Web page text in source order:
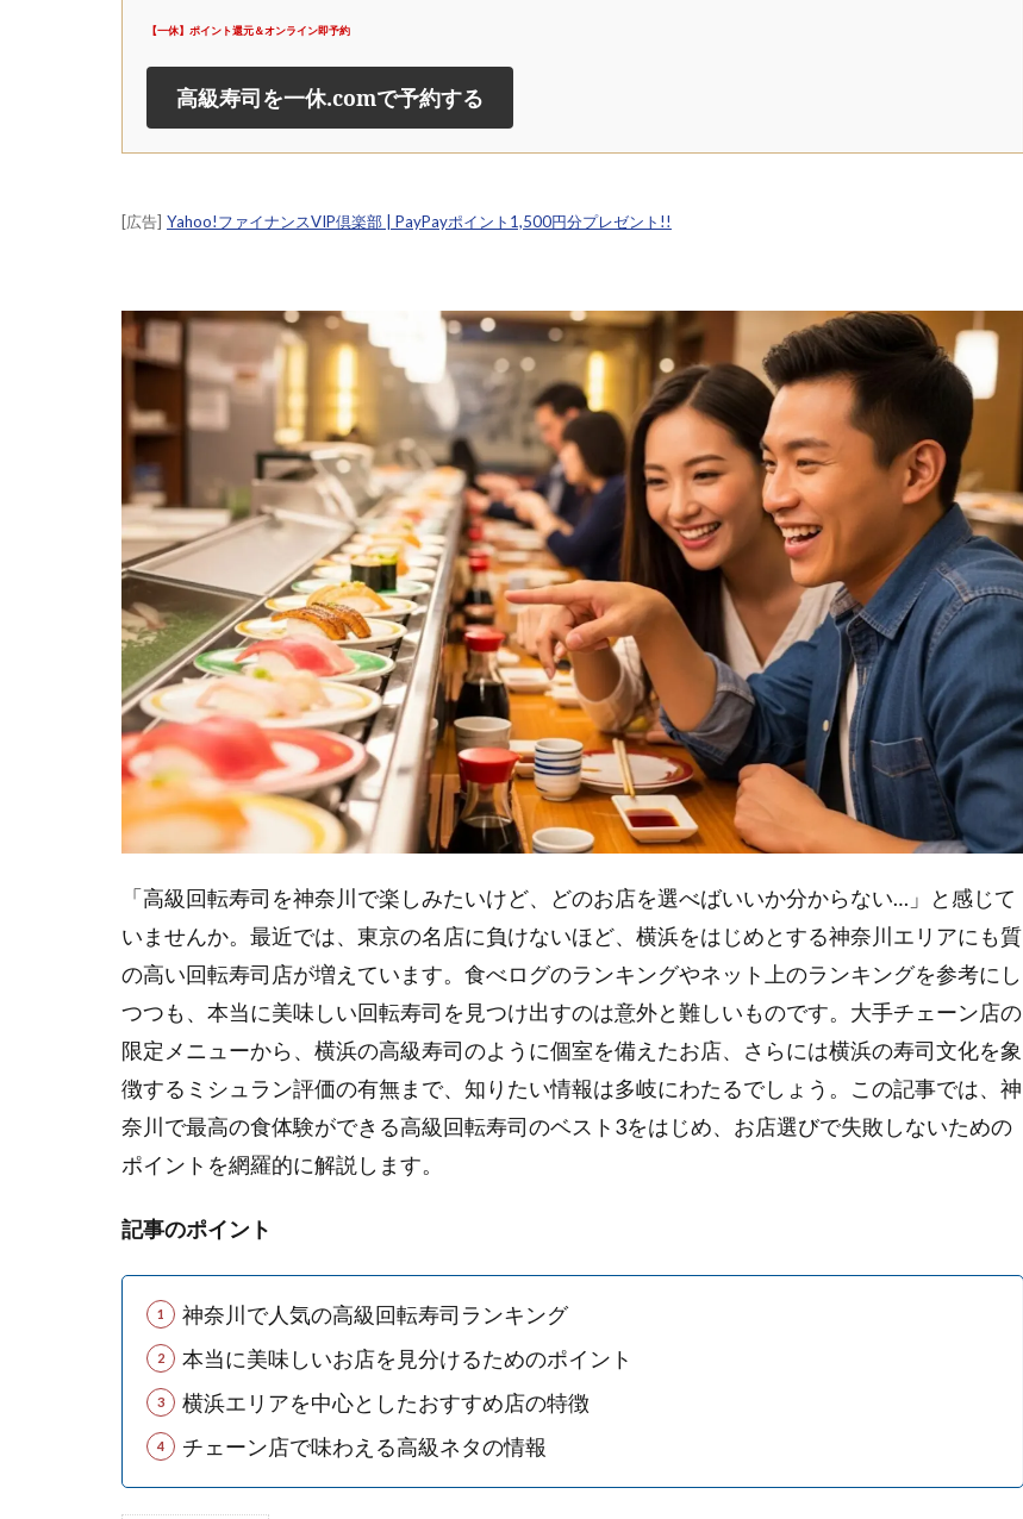
【一休】ポイント還元＆オンライン即予約
高級寿司を一休.comで予約する
[広告] Yahoo!ファイナンスVIP倶楽部 | PayPayポイント1,500円分プレゼント!!
「高級回転寿司を神奈川で楽しみたいけど、どのお店を選べばいいか分からない…」と感じて
いませんか。最近では、東京の名店に負けないほど、横浜をはじめとする神奈川エリアにも質
の高い回転寿司店が増えています。食べログのランキングやネット上のランキングを参考にし
つつも、本当に美味しい回転寿司を見つけ出すのは意外と難しいものです。大手チェーン店の
限定メニューから、横浜の高級寿司のように個室を備えたお店、さらには横浜の寿司文化を象
徴するミシュラン評価の有無まで、知りたい情報は多岐にわたるでしょう。この記事では、神
奈川で最高の食体験ができる高級回転寿司のベスト3をはじめ、お店選びで失敗しないための
ポイントを網羅的に解説します。
記事のポイント
神奈川で人気の高級回転寿司ランキング
本当に美味しいお店を見分けるためのポイント
横浜エリアを中心としたおすすめ店の特徴
チェーン店で味わえる高級ネタの情報